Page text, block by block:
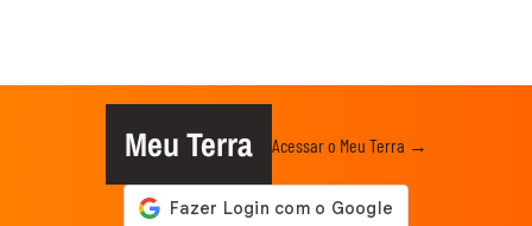
Meu Terra Acessar o Meu Terra →